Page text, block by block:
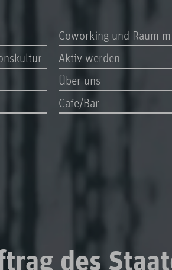
Coworking und Raum
Aktiv werden
Über uns
Cafe/Bar
des